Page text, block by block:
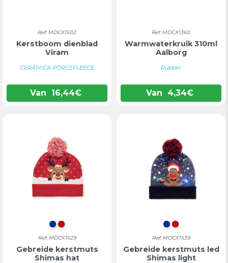
Ref: MDCX1502
Kerstboom dienblad
Viram
CERÁMICA PORCEFLEECE
Van 16,44€
Ref: MDCX1360
Warmwaterkruik 310ml
Aalborg
Rubber
Van 4,34€
BLAUW
ROOD
Ref: MDCX1529
Gebreide kerstmuts
Shimas hat
BLAUW
ROOD
Ref: MDCX1539
Gebreide kerstmuts led
Shimas light